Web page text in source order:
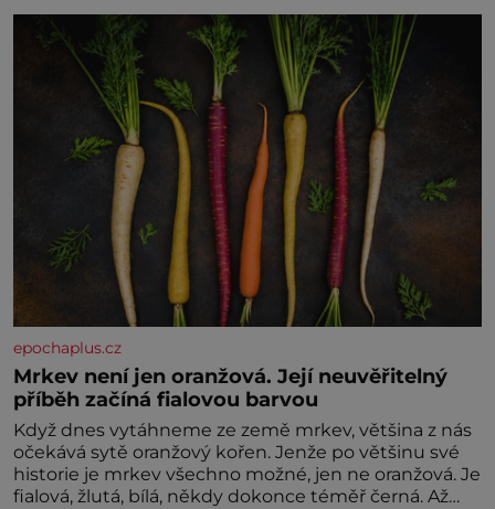
zaopatřený mladý muž. Manželství nám oběma moc
nesvědčilo, brzy jsme zjistili, že
epochaplus.cz
Mrkev není jen oranžová. Její neuvěřitelný
příběh začíná fialovou barvou
Když dnes vytáhneme ze země mrkev, většina z nás
očekává sytě oranžový kořen. Jenže po většinu své
historie je mrkev všechno možné, jen ne oranžová. Je
fialová, žlutá, bílá, někdy dokonce téměř černá. Až